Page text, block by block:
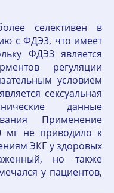
селективен в
с ФДЭ3, что имеет
ФДЭ3 является
регуляции
условием
сексуальная
данные
Применение
мг не приводило к
ЭКГ у здоровых
но также
у пациентов,